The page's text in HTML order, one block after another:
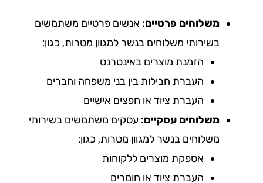
משלוחים פרטיים:אנשים פרטיים משתמשים
בשירותי משלוחים בנשר למגוון מטרות, כגון:
הזמנת מוצרים באינטרנט
העברת חבילות בין בני משפחה וחברים
העברת ציוד או חפצים אישיים
משלוחים עסקיים:עסקים משתמשים בשירותי
משלוחים בנשר למגוון מטרות, כגון:
אספקת מוצרים ללקוחות
העברת ציוד או חומרים